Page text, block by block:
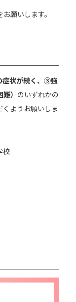
願いします。
状が続く、③強
） のいずれかの
ようお願いしま
校